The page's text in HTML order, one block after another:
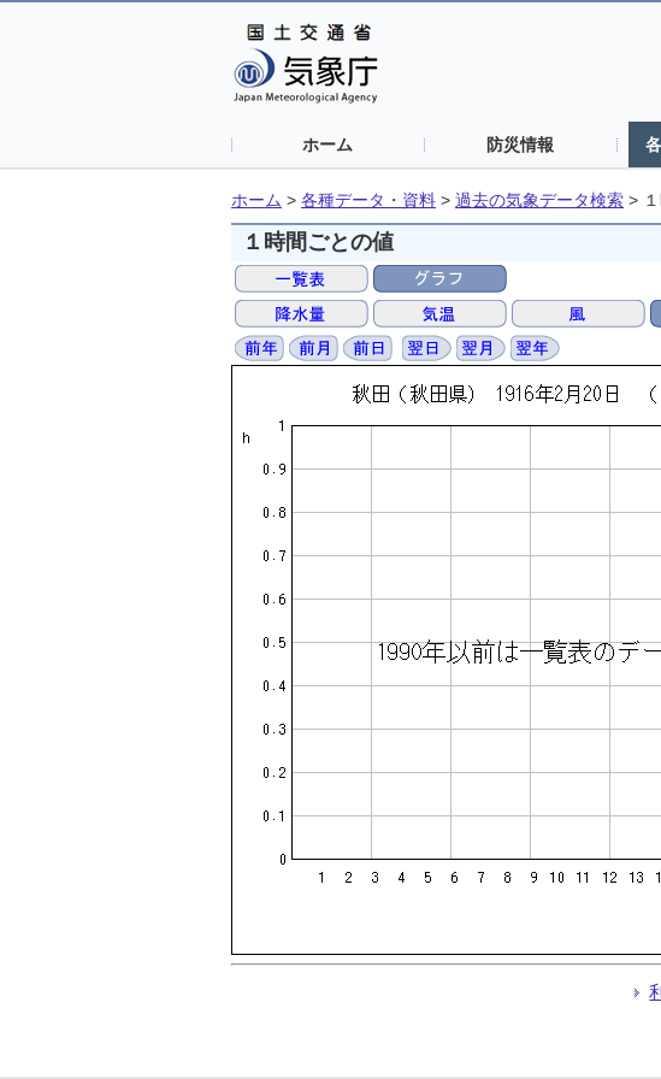
ホーム 防災情報
ホーム > 各種データ・資料 > 過去の気象データ検索 >
１時間ごとの値